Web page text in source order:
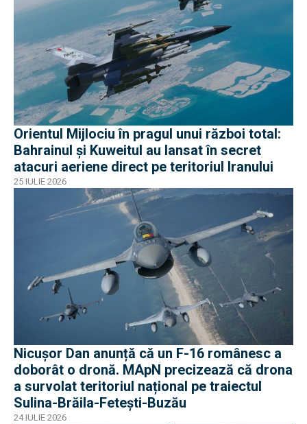
Orientul Mijlociu în pragul unui război total:
Bahrainul și Kuweitul au lansat în secret
atacuri aeriene direct pe teritoriul Iranului
25 IULIE 2026
Nicușor Dan anunță că un F-16 românesc a
doborât o dronă. MApN precizează că drona
a survolat teritoriul național pe traiectul
Sulina-Brăila-Fetești-Buzău
24 IULIE 2026